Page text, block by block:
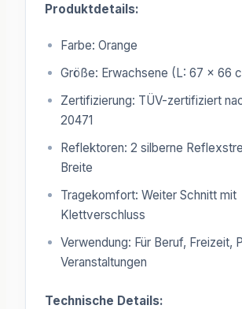
Produktdetails:
Farbe: Orange
Größe: Erwachsene (L: 67 x 66
Zertifizierung: TÜV-zertifiziert
20471
Reflektoren: 2 silberne
Breite
Tragekomfort: Weiter Schnitt mit
Klettverschluss
Verwendung: Für Beruf, Freizeit,
Veranstaltungen
Technische Details: